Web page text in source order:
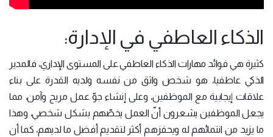
الذكاء العاطفي في الإدارة:
كثيرة هي فوائد مهارات الذكاء العاطفي على المستوى الإداري، فالمدير
الذكي عاطفيا، هو شخص واثق من نفسه ولديه القدرة على بناء
علاقات إيجابية مع الموظفين، وعلى إنشاء جوّ عمل مريح وآمن، مما
يجعل الموظفين يشعرون أنّ العمل يخصّهم بشكل شخصي، وهذا
ما يزيد من انتمائهم له ويحفزهم أكثر لتقديم أفضل ما لديهم، كما أن